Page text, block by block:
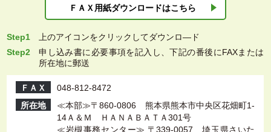
ＦＡＸ用紙ダウンロードはこちら
Step1 上のアイコンをクリックしてダウンロ―ド
Step2
申し込み書に必要事項を記入し、下記の番後にFAXまたは
所在地に郵送
ＦＡＸ
048-812-8472
所在地
≪本部≫〒860-0806 熊本県熊本市中央区花畑町1-
14Ａ＆Ｍ ＨＡＮＡＢＡＴＡ301号
≪岩槻事務センター≫ 〒339-0057 埼玉県さいた